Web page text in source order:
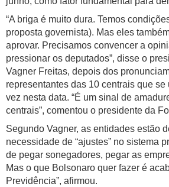
“A briga é muito dura. Temos
proposta governista). Mas eles
aprovar. Precisamos convencer a
pressionar os deputados”, disse o
Vagner Freitas, depois dos
representantes das 10 centrais que
vez nesta data. “É um sinal de
centrais”, comentou o presidente da
Segundo Vagner, as entidades estão
necessidade de “ajustes” no sistema
de pegar sonegadores, pegar as
Mas o que Bolsonaro quer fazer é
Previdência”, afirmou.